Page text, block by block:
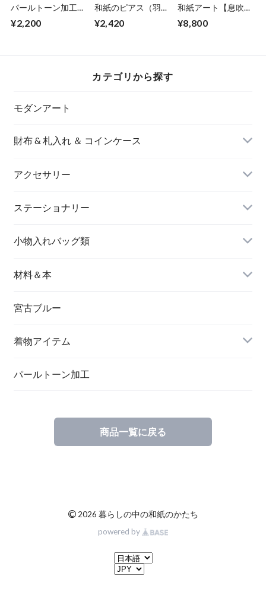
パールトーン加工
¥2,200
和紙のピアス（羽）
¥2,420
和紙アート【息吹】
¥8,800
カテゴリから探す
モダンアート
財布 & 札入れ ＆ コインケース
長財布
アクセサリー
イヤリング＆ピアス
バングル＆ブレスレット
ペンダント
ブローチ
ステーショナリー
名刺入れ
メッセージカード
一筆箋
小物入れバッグ類
バッグ
材料＆本
ハンドメイドキット
宮古ブルー
着物アイテム
パールトーン加工
商品一覧に戻る
© 2026 暮らしの中の和紙のかたち
powered by